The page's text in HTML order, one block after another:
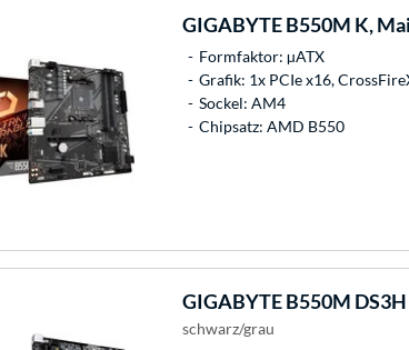
GIGABYTEB550M K,
Formfaktor: µATX
Grafik: 1x PCIe x16,
Sockel: AM4
Chipsatz: AMD B550
GIGABYTEB550M
schwarz/grau